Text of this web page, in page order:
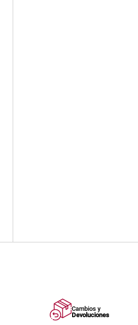
Cambios y
Devoluciones